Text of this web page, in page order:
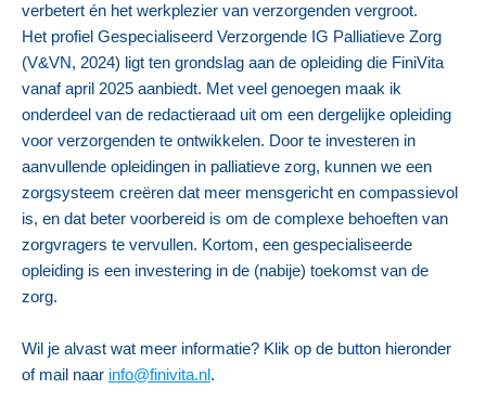
verbetert én het werkplezier van verzorgenden vergroot.
Het profiel Gespecialiseerd Verzorgende IG Palliatieve Zorg
(V&VN, 2024) ligt ten grondslag aan de opleiding die FiniVita
vanaf april 2025 aanbiedt. Met veel genoegen maak ik
onderdeel van de redactieraad uit om een dergelijke opleiding
voor verzorgenden te ontwikkelen. Door te investeren in
aanvullende opleidingen in palliatieve zorg, kunnen we een
zorgsysteem creëren dat meer mensgericht en compassievol
is, en dat beter voorbereid is om de complexe behoeften van
zorgvragers te vervullen. Kortom, een gespecialiseerde
opleiding is een investering in de (nabije) toekomst van de
zorg.
Wil je alvast wat meer informatie? Klik op de button hieronder
of mail naar info@finivita.nl.